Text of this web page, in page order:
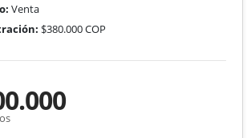
Venta
$380.000 COP